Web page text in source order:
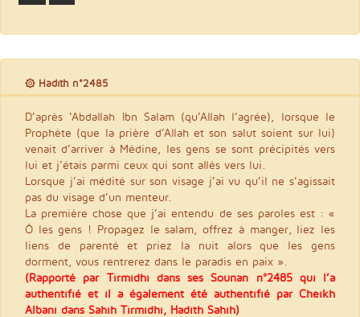
۞ Hadith n°2485
D’après ‘Abdallah Ibn Salam (qu’Allah l’agrée), lorsque le
Prophète (que la prière d’Allah et son salut soient sur lui)
venait d’arriver à Médine, les gens se sont précipités vers
lui et j’étais parmi ceux qui sont allés vers lui.
Lorsque j’ai médité sur son visage j’ai vu qu’il ne s’agissait
pas du visage d’un menteur.
La première chose que j’ai entendu de ses paroles est : «
Ô les gens ! Propagez le salam, offrez à manger, liez les
liens de parenté et priez la nuit alors que les gens
dorment, vous rentrerez dans le paradis en paix ».
(Rapporté par Tirmidhi dans ses Sounan n°2485 qui l’a
authentifié et il a également été authentifié par Cheikh
Albani dans Sahîh Tirmidhi, Hadith Sahîh)